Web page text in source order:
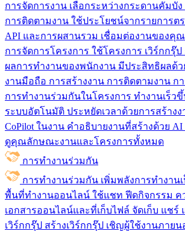
การจัดการงาน เลือกระหว่างกระดานคัมบั
การติดตามงาน ใช้ประโยชน์จากรายการต
API และการผสานรวม เชื่อมต่องานของคุ
การจัดการโครงการ ใช้โครงการ เวิร์กกรุ๊
ผลการทำงานของพนักงาน มีประสิทธิผลด้
งานมือถือ การสร้างงาน การติดตามงาน ก
การทำงานร่วมกันในโครงการ ทํางานเร็ว
ระบบอัตโนมัติ ประหยัดเวลาด้วยการสร้าง
CoPilot ในงาน คำอธิบายงานที่สร้างด้วย
ดูคุณลักษณะงานและโครงการทั้งหมด
การทำงานร่วมกัน
การทำงานร่วมกัน เพิ่มพลังการทำงา
พื้นที่ทำงานออนไลน์ ใช้แชท ฟีดกิจกรรม ค
เอกสารออนไลน์และที่เก็บไฟล์ จัดเก็บ แชร์
เวิร์กกรุ๊ป สร้างเวิร์กกรุ๊ป เชิญผู้ใช้งานภาย